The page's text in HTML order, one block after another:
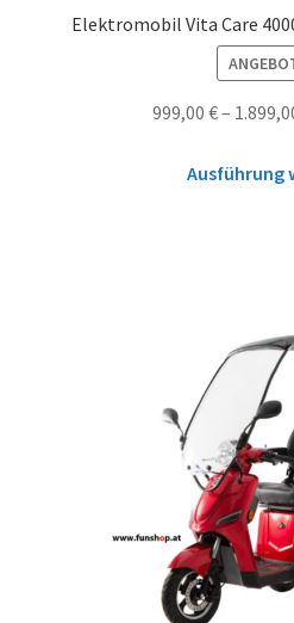
Elektromobil Vita Care
999,00 €–
Ausführung